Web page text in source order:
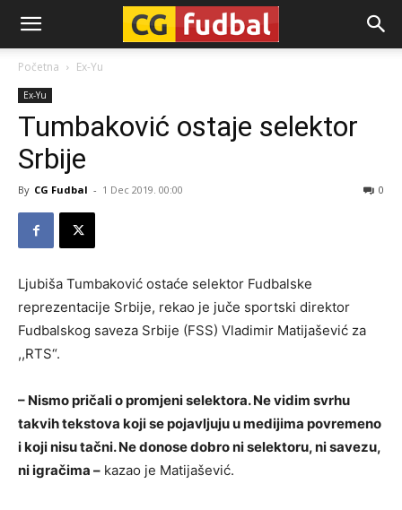
CG-
Fudbal
Početna Ex-Yu
Ex-Yu
Tumbaković ostaje selektor
Srbije
By CG Fudbal - 1 Dec 2019. 00:00 0
Ljubiša Tumbaković ostaće selektor Fudbalske
reprezentacije Srbije, rekao je juče sportski direktor
Fudbalskog saveza Srbije (FSS) Vladimir Matijašević za
,,RTS“.
– Nismo pričali o promjeni selektora. Ne vidim svrhu
takvih tekstova koji se pojavljuju u medijima povremeno
i koji nisu tačni. Ne donose dobro ni selektoru, ni savezu,
ni igračima – kazao je Matijašević.